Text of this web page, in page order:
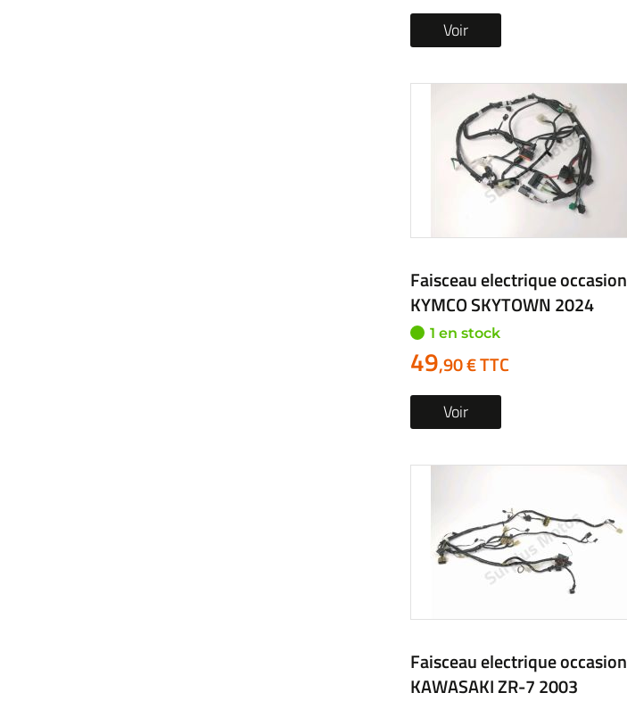
Voir
Faisceau electrique occasion
KYMCO SKYTOWN 2024
1 en stock
49,90 € TTC
Voir
Faisceau electrique occasion
KAWASAKI ZR-7 2003